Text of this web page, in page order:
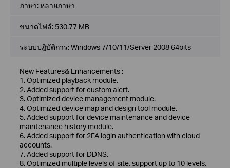
ภาษา:หลายภาษา
ขนาดไฟล์: 530.77 MB
ระบบปฎิบัติการ: Windows 7/10/11/Server 2008 64bits
New Features& Enhancements :
1. Optimized playback module.
2. Added support for custom alert.
3. Optimized device management module.
4. Optimized device map and design tool module.
5. Added support for device maintenance and device
maintenance history module.
6. Added support for 2FA login authentication with cloud
accounts.
7. Added support for DDNS.
8. Optimized multiple levels of site, support up to 10 levels.